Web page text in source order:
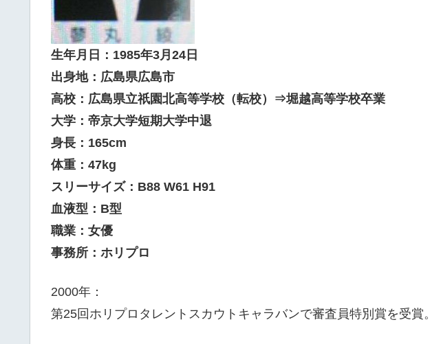
生年月日：1985年3月24日
出身地：広島県広島市
高校：広島県立祇園北高等学校（転校）⇒堀越高等学校卒業
大学：帝京大学短期大学中退
身長：165cm
体重：47kg
スリーサイズ：B88 W61 H91
血液型：B型
職業：女優
事務所：ホリプロ
2000年：
第25回ホリプロタレントスカウトキャラバンで審査員特別賞を受賞。